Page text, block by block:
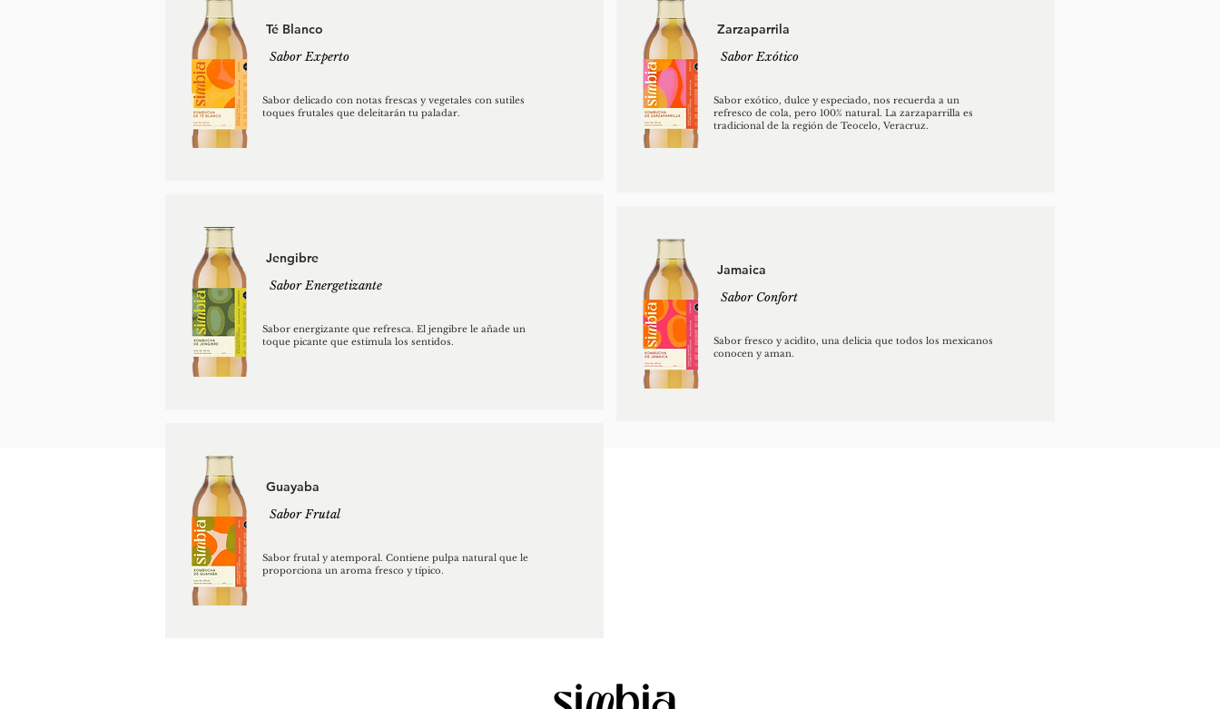
Té Blanco
Sabor Experto
Sabor delicado con notas frescas y vegetales con sutiles
toques frutales que deleitarán tu paladar.
Jengibre
Sabor Energetizante
Sabor energizante que refresca. El jengibre le añade un
toque picante que estimula los sentidos.
Guayaba
Sabor Frutal
Sabor frutal y atemporal. Contiene pulpa natural que le
proporciona un aroma fresco y típico.
Zarzaparrila
Sabor Exótico
Sabor exótico, dulce y especiado, nos recuerda a un
refresco de cola, pero 100% natural. La zarzaparrilla es
tradicional de la región de Teocelo, Veracruz.
Jamaica
Sabor Confort
Sabor fresco y acidito, una delicia que todos los mexicanos
conocen y aman.